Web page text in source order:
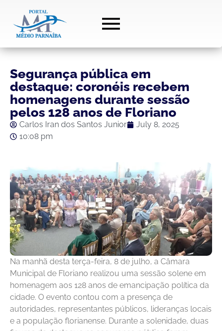
Segurança pública em
destaque: coronéis recebem
homenagens durante sessão
pelos 128 anos de Floriano
Carlos Iran dos Santos Junior
July 8, 2025
10:08 pm
Na manhã desta terça-feira, 8 de julho, a Câmara
Municipal de Floriano realizou uma sessão solene em
homenagem aos 128 anos de emancipação política da
cidade. O evento contou com a presença de
autoridades, representantes públicos, lideranças locais
e a população florianense. Durante a solenidade, duas